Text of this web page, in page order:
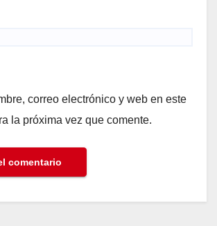
correo electrónico y web en este
la próxima vez que comente.